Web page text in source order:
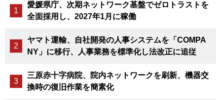
愛媛県庁、次期ネットワーク基盤でゼロトラストを
全面採用し、2027年1月に稼働
ヤマト運輸、自社開発の人事システムを「COMPA
NY」に移行、人事業務を標準化し法改正に追従
三原赤十字病院、院内ネットワークを刷新、機器交
換時の復旧作業を簡素化